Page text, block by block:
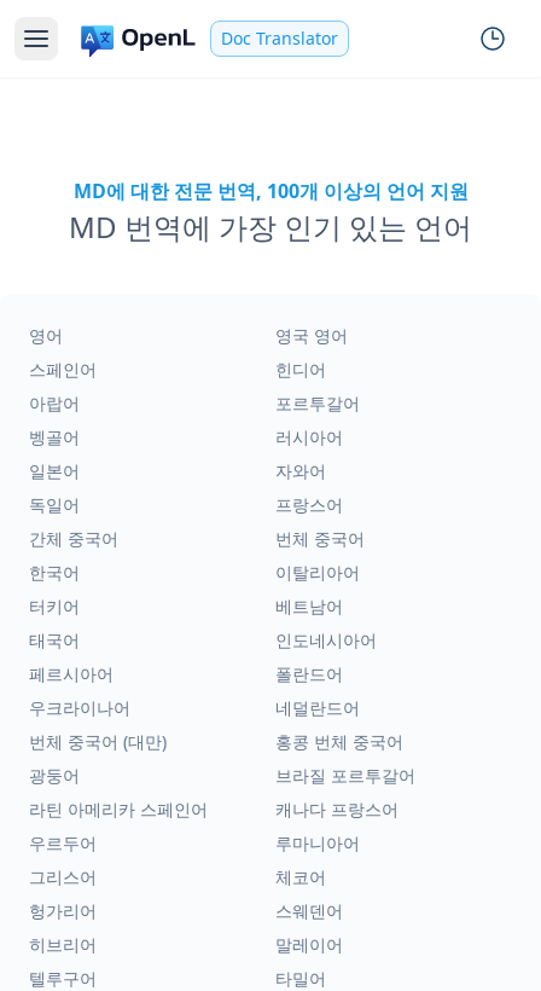
Doc Translator
MD에 대한 전문 번역, 100개 이상의 언어 지원
MD 번역에 가장 인기 있는 언어
영어
영국 영어
스페인어
힌디어
아랍어
포르투갈어
벵골어
러시아어
일본어
자와어
독일어
프랑스어
간체 중국어
번체 중국어
한국어
이탈리아어
터키어
베트남어
태국어
인도네시아어
페르시아어
폴란드어
우크라이나어
네덜란드어
번체 중국어 (대만)
홍콩 번체 중국어
광둥어
브라질 포르투갈어
라틴 아메리카 스페인어
캐나다 프랑스어
우르두어
루마니아어
그리스어
체코어
헝가리어
스웨덴어
히브리어
말레이어
텔루구어
타밀어